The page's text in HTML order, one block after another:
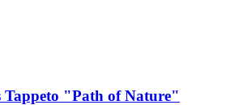
Tappeto "Path of Nature"